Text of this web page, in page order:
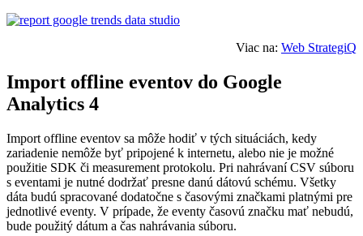
Viac na: Web StrategiQ
Import offline eventov do Google
Analytics 4
Import offline eventov sa môže hodiť v tých situáciách, kedy
zariadenie nemôže byť pripojené k internetu, alebo nie je možné
použitie SDK či measurement protokolu. Pri nahrávaní CSV súboru
s eventami je nutné dodržať presne danú dátovú schému. Všetky
dáta budú spracované dodatočne s časovými značkami platnými pre
jednotlivé eventy. V prípade, že eventy časovú značku mať nebudú,
bude použitý dátum a čas nahrávania súboru.